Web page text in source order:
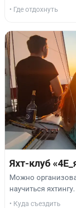
• Где отдохнуть
Яхт-клуб
Можно
научиться яхтингу.
• Куда съездить